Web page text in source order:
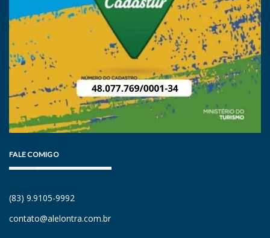
FALE COMIGO
(83) 9.9105-9992
contato@alelontra.com.br